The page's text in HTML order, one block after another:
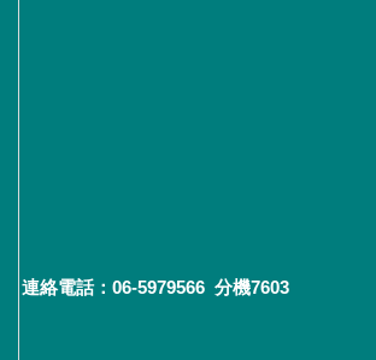
連絡電話：06-5979566 分機7603